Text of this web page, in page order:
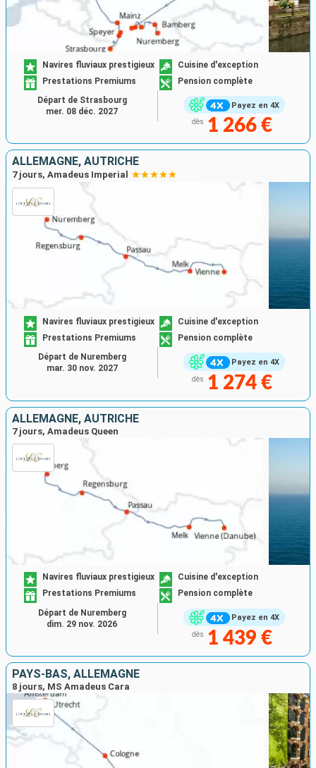
Payez en 4X
Navires fluviaux prestigieux
Cuisine d'exception
Prestations Premiums
Pension complète
dès 1 266 €
Départ de Strasbourg
mer. 08 déc. 2027
ALLEMAGNE, AUTRICHE
7 jours, Amadeus Imperial
Payez en 4X
Navires fluviaux prestigieux
Cuisine d'exception
Prestations Premiums
Pension complète
dès 1 274 €
Départ de Nuremberg
mar. 30 nov. 2027
ALLEMAGNE, AUTRICHE
7 jours, Amadeus Queen
Payez en 4X
Navires fluviaux prestigieux
Cuisine d'exception
Prestations Premiums
Pension complète
dès 1 439 €
Départ de Nuremberg
dim. 29 nov. 2026
PAYS-BAS, ALLEMAGNE
8 jours, MS Amadeus Cara